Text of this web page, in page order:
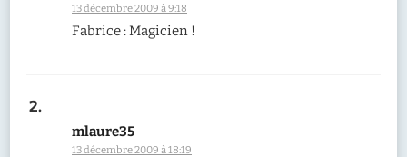
13 décembre 2009 à 9:18
Fabrice : Magicien !
mlaure35
13 décembre 2009 à 18:19